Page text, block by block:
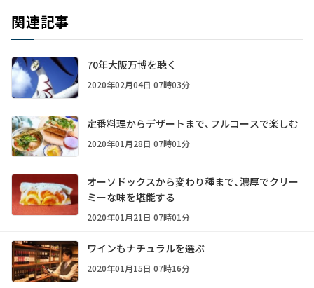
関連記事
70年大阪万博を聴く
2020年02月04日 07時03分
定番料理からデザートまで、フルコースで楽しむ
2020年01月28日 07時01分
オーソドックスから変わり種まで、濃厚でクリー
ミーな味を堪能する
2020年01月21日 07時01分
ワインもナチュラルを選ぶ
2020年01月15日 07時16分